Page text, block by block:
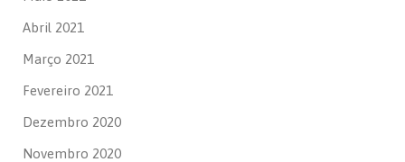
Abril 2021
Março 2021
Fevereiro 2021
Dezembro 2020
Novembro 2020